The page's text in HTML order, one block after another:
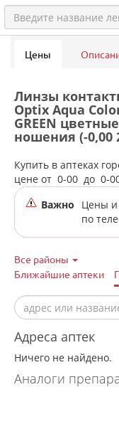
Цены
Линзы
Optix Aqua
GREEN
ношения (-0,00
Снежинска
Купить в аптеках
цене от 0-00 до 0-
Важно
Цены и
по
Все районы
Ближайшие аптеки
Адреса аптек
Ничего не найдено.
Аналоги